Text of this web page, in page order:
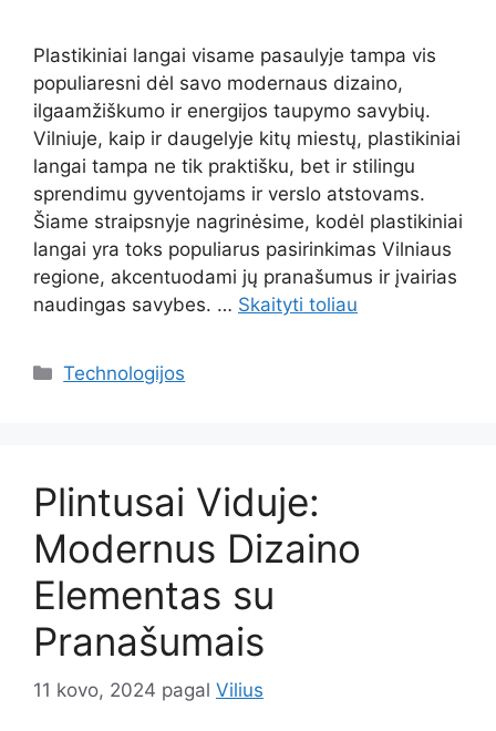
Plastikiniai langai visame pasaulyje tampa vis
populiaresni dėl savo modernaus dizaino,
ilgaamžiškumo ir energijos taupymo savybių.
Vilniuje, kaip ir daugelyje kitų miestų, plastikiniai
langai tampa ne tik praktišku, bet ir stilingu
sprendimu gyventojams ir verslo atstovams.
Šiame straipsnyje nagrinėsime, kodėl plastikiniai
langai yra toks populiarus pasirinkimas Vilniaus
regione, akcentuodami jų pranašumus ir įvairias
naudingas savybes. … Skaityti toliau
Kategorijos
Technologijos
Plintusai Viduje:
Modernus Dizaino
Elementas su
Pranašumais
11 kovo, 2024 pagal Vilius